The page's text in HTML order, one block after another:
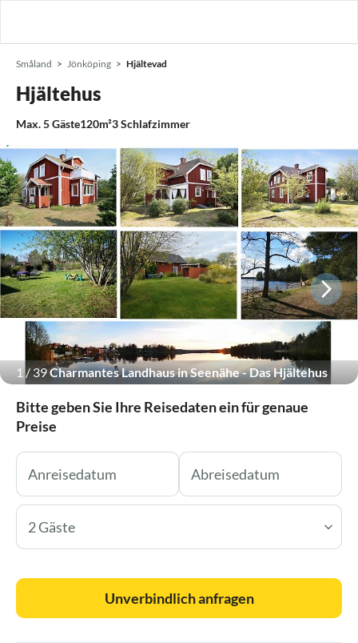
Småland Jönköping Hjältevad
Hjältehus
Max.5Gäste120m²3Schlafzimmer
1 / 39Charmantes Landhaus in Seenähe - Das Hjältehus
Bitte geben Sie Ihre Reisedaten ein für genaue
Preise
2 Gäste
Unverbindlich anfragen